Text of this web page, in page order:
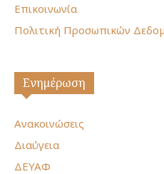
Επικοινωνία
Πολιτική Προσωπικών
Ενημέρωση
Ανακοινώσεις
Διαύγεια
ΔΕΥΑΦ